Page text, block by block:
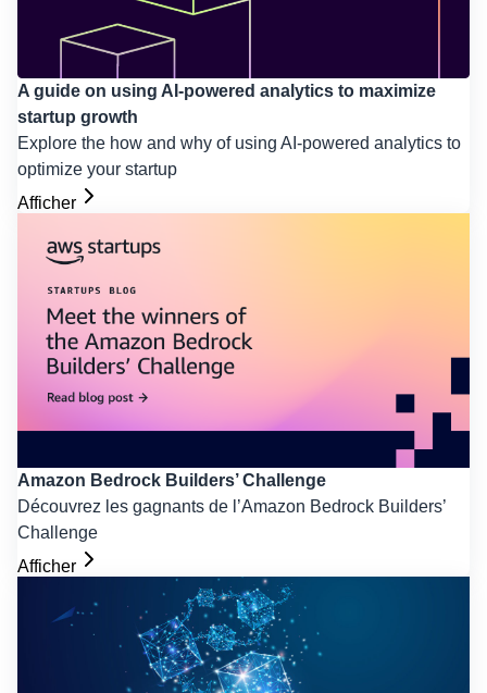
A guide on using AI-powered analytics to maximize
startup growth
Explore the how and why of using AI-powered analytics to
optimize your startup
Afficher
Amazon Bedrock Builders’ Challenge
Découvrez les gagnants de l’Amazon Bedrock Builders’
Challenge
Afficher